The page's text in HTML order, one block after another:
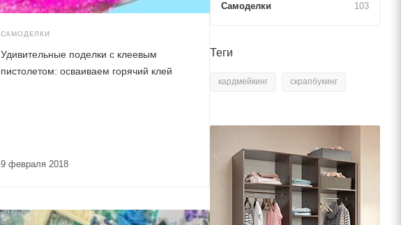
САМОДЕЛКИ
9 февраля 2018
Удивительные поделки с клеевым
пистолетом: осваиваем горячий клей
Самоделки 103
Теги
кардмейкинг скрапбукинг